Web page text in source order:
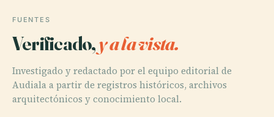
FUENTES
Verificado,y a la vista.
Investigado y redactado por el equipo editorial de
Audiala a partir de registros históricos, archivos
arquitectónicos y conocimiento local.